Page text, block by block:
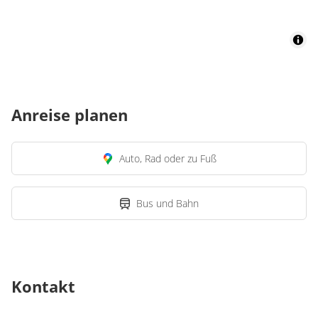
Anreise planen
Auto, Rad oder zu Fuß
Bus und Bahn
Kontakt